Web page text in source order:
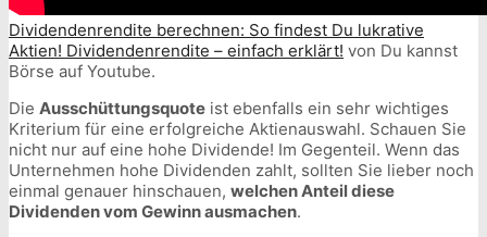
Dividendenrendite berechnen: So findest Du lukrative
Aktien! Dividendenrendite – einfach erklärt! von Du kannst
Börse auf Youtube.
Die Ausschüttungsquote ist ebenfalls ein sehr wichtiges
Kriterium für eine erfolgreiche Aktienauswahl. Schauen Sie
nicht nur auf eine hohe Dividende! Im Gegenteil. Wenn das
Unternehmen hohe Dividenden zahlt, sollten Sie lieber noch
einmal genauer hinschauen, welchen Anteil diese
Dividenden vom Gewinn ausmachen.